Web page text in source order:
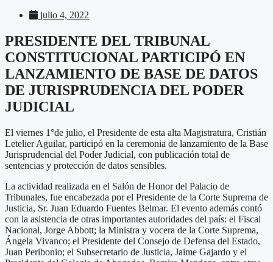
julio 4, 2022
PRESIDENTE DEL TRIBUNAL
CONSTITUCIONAL PARTICIPÓ EN
LANZAMIENTO DE BASE DE DATOS
DE JURISPRUDENCIA DEL PODER
JUDICIAL
El viernes 1°de julio, el Presidente de esta alta Magistratura, Cristián
Letelier Aguilar, participó en la ceremonia de lanzamiento de la Base
Jurisprudencial del Poder Judicial, con publicación total de
sentencias y protección de datos sensibles.
La actividad realizada en el Salón de Honor del Palacio de
Tribunales, fue encabezada por el Presidente de la Corte Suprema de
Justicia, Sr. Juan Eduardo Fuentes Belmar. El evento además contó
con la asistencia de otras importantes autoridades del país: el Fiscal
Nacional, Jorge Abbott; la Ministra y vocera de la Corte Suprema,
Ángela Vivanco; el Presidente del Consejo de Defensa del Estado,
Juan Peribonio; el Subsecretario de Justicia, Jaime Gajardo y el